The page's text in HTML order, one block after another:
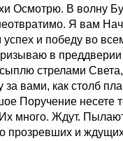
Осмотрю. В волну
Я вам
и победу во
в преддверии
стрелами Света,
вами, как столб
Поручение несете
много. Ждут.
прозревших и